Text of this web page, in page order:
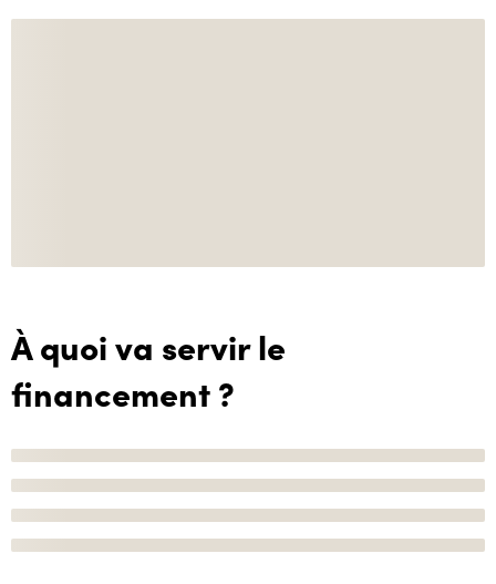
À quoi va servir le
financement ?